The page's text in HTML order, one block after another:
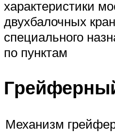
характеристики
двухбалочных
специального
по пунктам
Механизм